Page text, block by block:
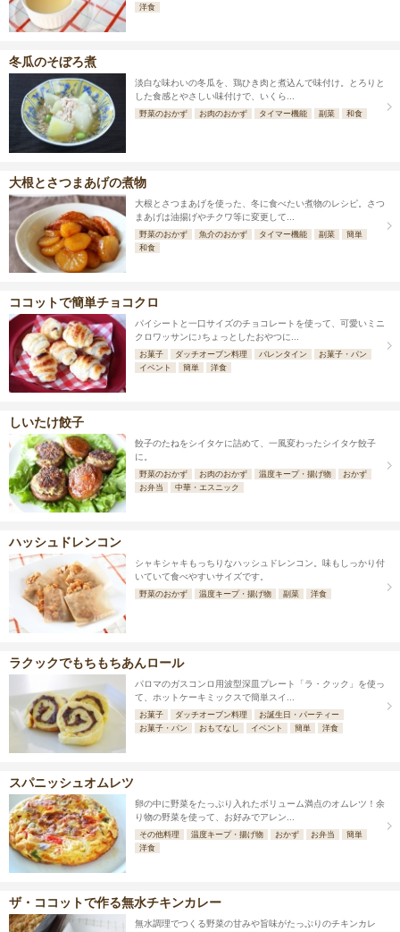
洋食
冬瓜のそぼろ煮
淡白な味わいの冬瓜を、鶏ひき肉と煮込んで味付け。とろりと
した食感とやさしい味付けで、いくら...
野菜のおかず お肉のおかず タイマー機能 副菜 和食
大根とさつまあげの煮物
大根とさつまあげを使った、冬に食べたい煮物のレシピ。さつ
まあげは油揚げやチクワ等に変更して...
野菜のおかず 魚介のおかず タイマー機能 副菜
簡単
和食
ココットで簡単チョコクロ
パイシートと一口サイズのチョコレートを使って、可愛いミニ
クロワッサンに♪ちょっとしたおやつに...
お菓子 ダッチオーブン料理 バレンタイン
お菓子・パン
イベント
簡単 洋食
しいたけ餃子
餃子のたねをシイタケに詰めて、一風変わったシイタケ餃子
に。
野菜のおかず お肉のおかず 温度キープ・揚げ物
おかず
お弁当
中華・エスニック
ハッシュドレンコン
シャキシャキもっちりなハッシュドレンコン。味もしっかり付
いていて食べやすいサイズです。
野菜のおかず 温度キープ・揚げ物 副菜 洋食
ラクックでもちもちあんロール
パロマのガスコンロ用波型深皿プレート「ラ・クック」を使っ
て、ホットケーキミックスで簡単スイ...
お菓子 ダッチオーブン料理
お誕生日・パーティー
お菓子・パン
おもてなし イベント 簡単 洋食
スパニッシュオムレツ
卵の中に野菜をたっぷり入れたボリューム満点のオムレツ！余
り物の野菜を使って、お好みでアレン...
その他料理 温度キープ・揚げ物 おかず お弁当
簡単
洋食
ザ・ココットで作る無水チキンカレー
無水調理でつくる野菜の甘みや旨味がたっぷりのチキンカレ